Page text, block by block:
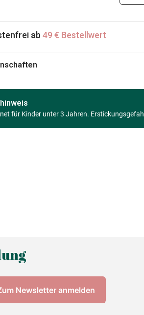
ab 49 € Bestellwert
ab 9 Jahre
für Kinder unter 3 Jahren.